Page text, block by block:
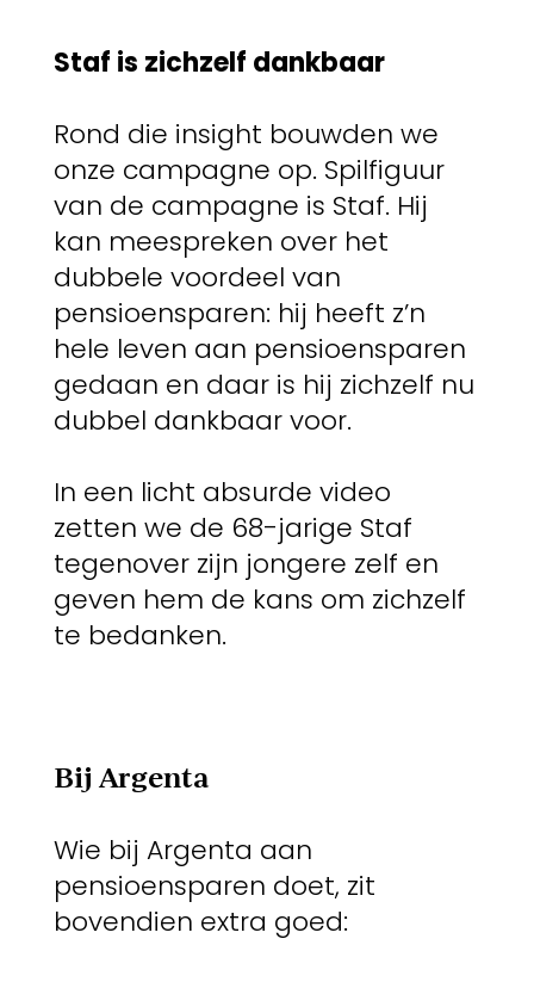
Bij Argenta
Wie bij Argenta aan
pensioensparen doet, zit
bovendien extra goed:
Staf is zichzelf dankbaar
Rond die insight bouwden we
onze campagne op. Spilfiguur
van de campagne is Staf. Hij
kan meespreken over het
dubbele voordeel van
pensioensparen: hij heeft z’n
hele leven aan pensioensparen
gedaan en daar is hij zichzelf nu
dubbel dankbaar voor.
In een licht absurde video
zetten we de 68-jarige Staf
tegenover zijn jongere zelf en
geven hem de kans om zichzelf
te bedanken.